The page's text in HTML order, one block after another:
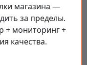
магазина —
за пределы.
+ мониторинг +
качества.